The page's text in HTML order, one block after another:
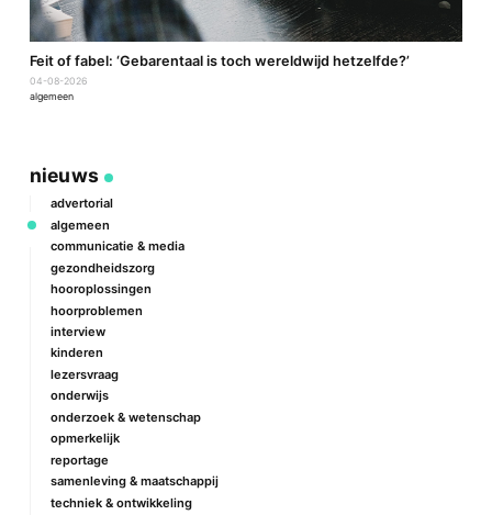
Feit of fabel: ‘Gebarentaal is toch wereldwijd hetzelfde?’
04-08-2026
algemeen
nieuws
advertorial
algemeen
communicatie & media
gezondheidszorg
hooroplossingen
hoorproblemen
interview
kinderen
lezersvraag
onderwijs
onderzoek & wetenschap
opmerkelijk
reportage
samenleving & maatschappij
techniek & ontwikkeling